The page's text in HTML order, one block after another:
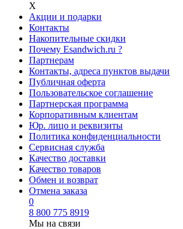
Х
Акции и подарки
Контакты
Накопительные скидки
Почему Esandwich.ru ?
Партнерам
Контакты, адреса пунктов выдачи
Публичная оферта
Пользовательское соглашение
Партнерская программа
Корпоративным клиентам
Юр. лицо и реквизиты
Политика конфиденциальности
Сервисная служба
Качество доставки
Качество товаров
Обмен и возврат
Отмена заказа
0
8 800 775 8919
Мы на связи